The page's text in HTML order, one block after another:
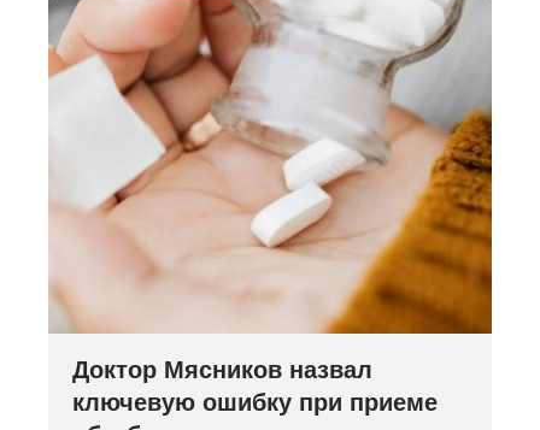
Доктор Мясников назвал
ключевую ошибку при приеме